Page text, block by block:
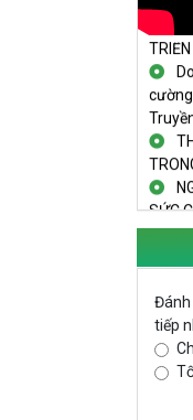
SỨC
PẮC
NHỒI
ĐẮK
Đánh
tiếp